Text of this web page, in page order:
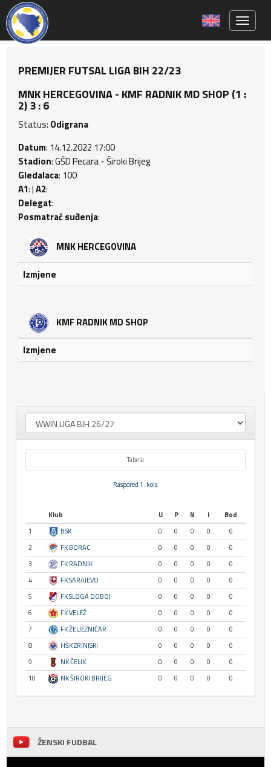
PREMIJER FUTSAL LIGA BIH 22/23
MNK HERCEGOVINA - KMF RADNIK MD SHOP (1 :
2) 3 : 6
Status: Odigrana
Datum: 14.12.2022 17:00
Stadion: GŠD Pecara - Široki Brijeg
Gledalaca: 100
A1: |A2:
Delegat:
Posmatrač suđenja:
MNK HERCEGOVINA
Izmjene
KMF RADNIK MD SHOP
Izmjene
Tabela
Raspored 1. kola
Klub U P N I
Bod
1
BSK 0 0 0 0
0
2
FK BORAC 0 0 0 0
0
3
FK RADNIK 0 0 0 0
0
4
FK SARAJEVO 0 0 0 0
0
5
FK SLOGA DOBOJ 0 0 0 0
0
6
FK VELEŽ 0 0 0 0
0
7
FK ŽELJEZNIČAR 0 0 0 0
0
8
HŠK ZRINJSKI 0 0 0 0
0
9
NK ČELIK 0 0 0 0
0
10
NK ŠIROKI BRIJEG 0 0 0 0 0
ŽENSKI FUDBAL